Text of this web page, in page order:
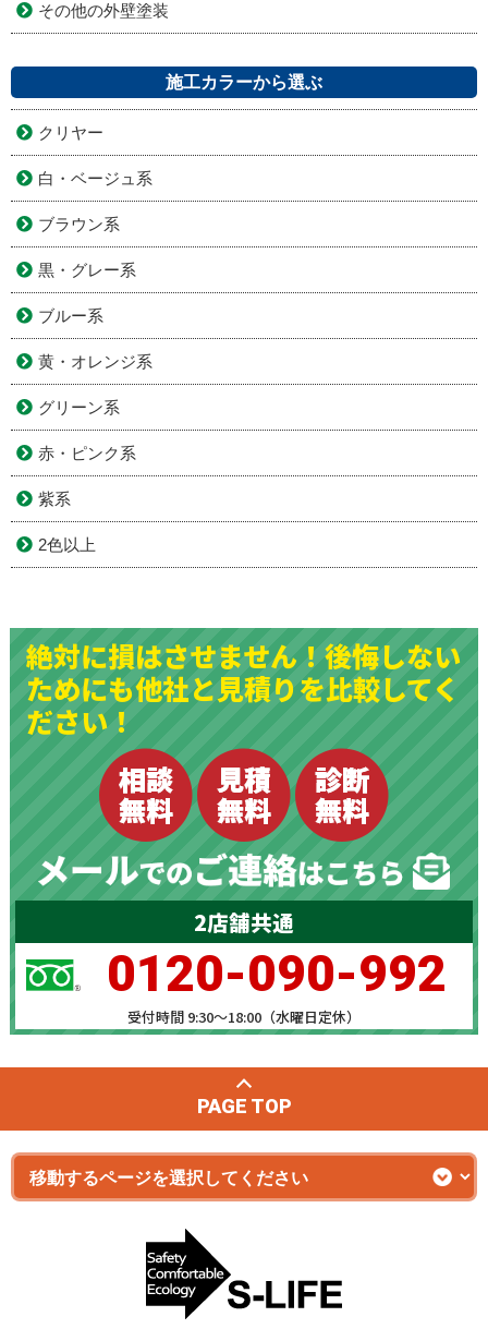
その他の外壁塗装
施工カラーから選ぶ
クリヤー
白・ベージュ系
ブラウン系
黒・グレー系
ブルー系
黄・オレンジ系
グリーン系
赤・ピンク系
紫系
2色以上
絶対に損はさせません！後悔しない
ためにも他社と見積りを比較してく
ださい！
2店舗共通
0120-090-992
受付時間 9:30～18:00（水曜日定休）
PAGE TOP